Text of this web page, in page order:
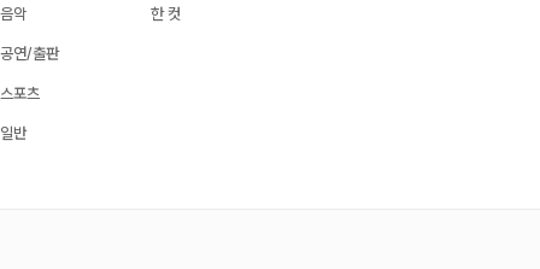
음악
공연/출판
스포츠
일반
한 컷